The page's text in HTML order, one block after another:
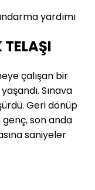
TELAŞI
çalışan bir
Sınava
Geri dönüp
genç, son anda
saniyeler